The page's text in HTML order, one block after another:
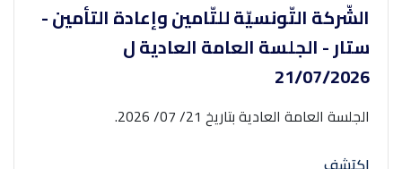
الشّركة التّونسيّة للتّامين وإعادة التأمين -
ستار - الجلسة العامة العادية ل
21/07/2026
الجلسة العامة العادية بتاريخ 21/ 07/ 2026.